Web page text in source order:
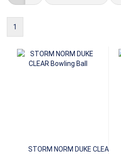
1
STORM NORM DUKE CLEAR